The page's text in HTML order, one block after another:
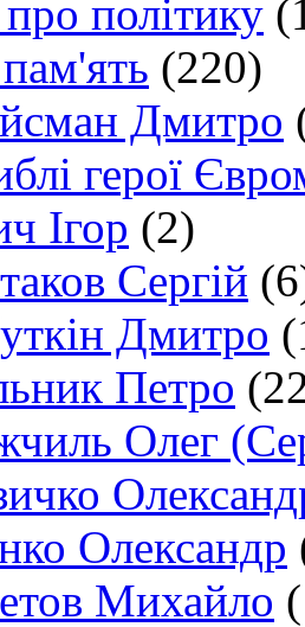
політику
(220)
Дмитро
герої
Ігор (2)
Сергій
Дмитро
Петро
Олег
Олександр
Михайло